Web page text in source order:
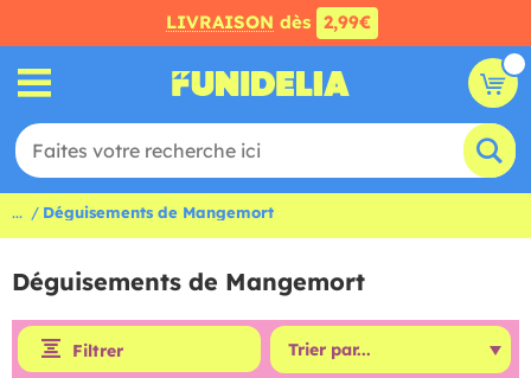
LIVRAISON dès 2,99€
... Déguisements de Mangemort
Déguisements de Mangemort
Filtrer